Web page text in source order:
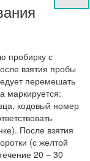
пробирку с
взятия пробы
перемешать
маркируется:
кодовый номер
После взятия
(с желтой
20 – 30